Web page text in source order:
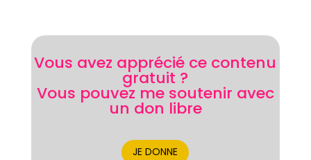
Vous avez apprécié ce contenu
gratuit ?
Vous pouvez me soutenir avec
un don libre
JE DONNE